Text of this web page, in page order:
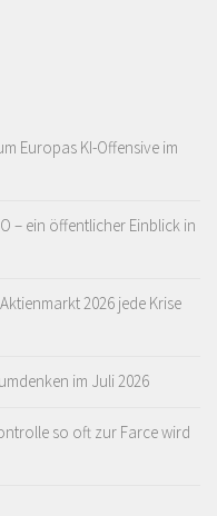
Europas KI-Offensive im
– ein öffentlicher Einblick in
2026 jede Krise
im Juli 2026
so oft zur Farce wird